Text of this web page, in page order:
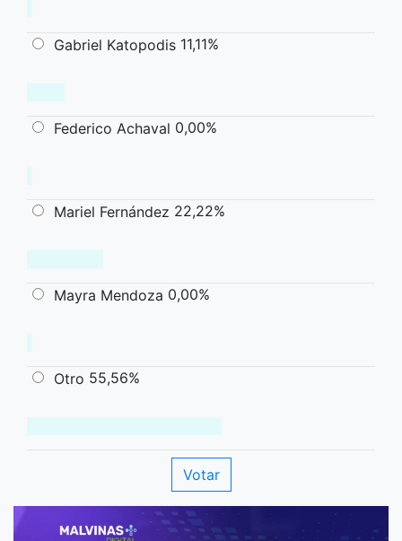
Gabriel Katopodis 11,11%
Federico Achaval 0,00%
Mariel Fernández 22,22%
Mayra Mendoza 0,00%
Otro 55,56%